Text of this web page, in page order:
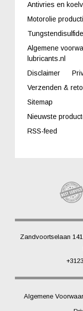
Antivries en
Motorolie
Algemene
lubricants.nl
Disclaimer
Verzenden &
Sitemap
Nieuwste
RSS-feed
Zandvoortselaan
Algemene